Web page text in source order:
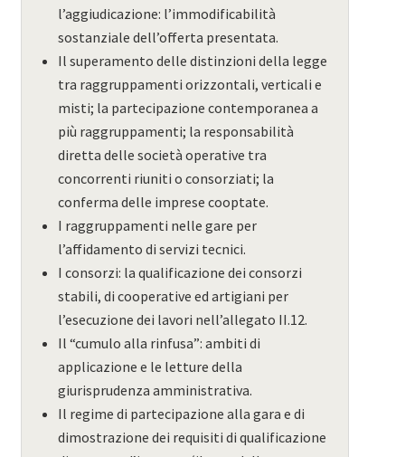
l’aggiudicazione: l’immodificabilità
sostanziale dell’offerta presentata.
Il superamento delle distinzioni della legge
tra raggruppamenti orizzontali, verticali e
misti; la partecipazione contemporanea a
più raggruppamenti; la responsabilità
diretta delle società operative tra
concorrenti riuniti o consorziati; la
conferma delle imprese cooptate.
I raggruppamenti nelle gare per
l’affidamento di servizi tecnici.
I consorzi: la qualificazione dei consorzi
stabili, di cooperative ed artigiani per
l’esecuzione dei lavori nell’allegato II.12.
Il “cumulo alla rinfusa”: ambiti di
applicazione e le letture della
giurisprudenza amministrativa.
Il regime di partecipazione alla gara e di
dimostrazione dei requisiti di qualificazione